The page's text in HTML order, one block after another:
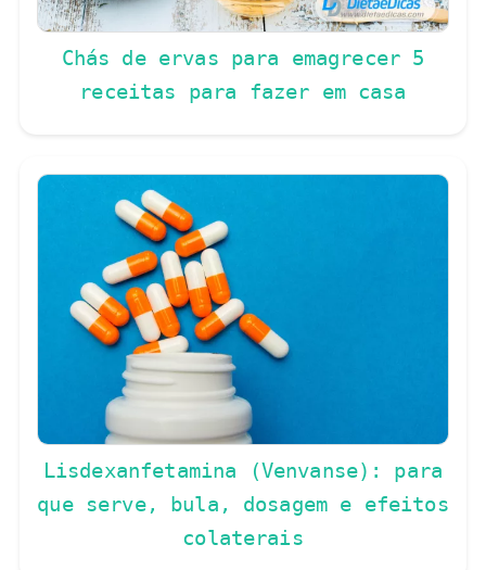
Chás de ervas para emagrecer 5
receitas para fazer em casa
Lisdexanfetamina (Venvanse): para
que serve, bula, dosagem e efeitos
colaterais